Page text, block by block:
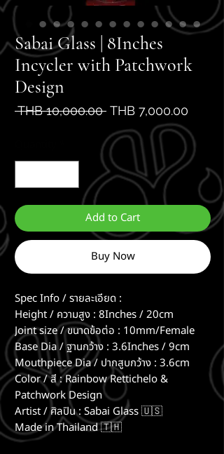
Sabai Glass | 8Inches
Incycler with Patchwork
Design
THB 10,000.00 Regular
Price
THB 7,000.00
Add to Cart
Buy Now
Spec Info / รายละเอียด :
Height / ความสูง : 8Inches / 20cm
Joint size / ขนาดข้อต่อ : 10mm/Female
Base Dia / ฐานกว้าง : 3.6Inches / 9cm
Mouthpiece Dia / ปากสูบกว้าง : 3.6cm
Color / สี : Rainbow Rettichelo &
Patchwork Design
Artist / ศิลปิน : Sabai Glass 🇺🇸
Made in Thailand 🇹🇭